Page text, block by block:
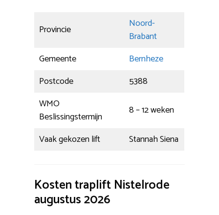
Provincie
Noord-
Brabant
Gemeente
Bernheze
Postcode
5388
WMO
Beslissingstermijn
8 – 12 weken
Vaak gekozen lift
Stannah Siena
Kosten traplift Nistelrode
augustus 2026